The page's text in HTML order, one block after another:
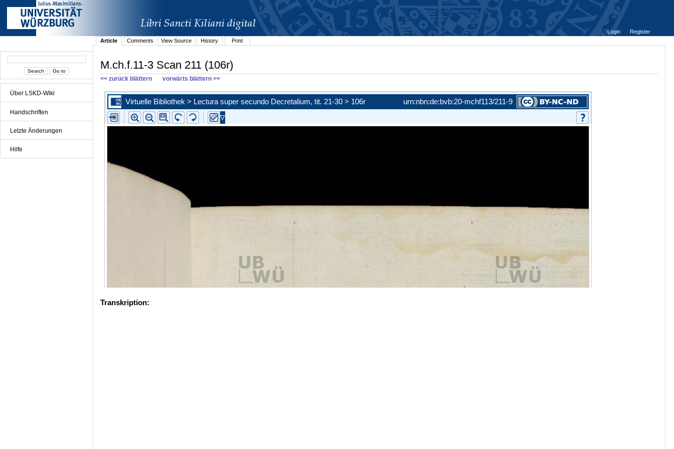
Über LSKD-Wiki
Handschriften
Letzte Änderungen
Hilfe
Login
Register
Article
Comments View Source History Print
M.ch.f.11-3 Scan 211 (106r)
<< zurück blättern vorwärts blättern >>
Transkription: